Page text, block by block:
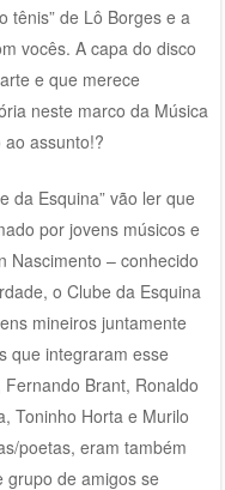
tênis” de Lô Borges e a
vocês. A capa do disco
e que merece
neste marco da Música
assunto!?
da Esquina” vão ler que
por jovens músicos e
Nascimento – conhecido
o Clube da Esquina
mineiros juntamente
que integraram esse
Brant, Ronaldo
Toninho Horta e Murilo
poetas, eram também
grupo de amigos se